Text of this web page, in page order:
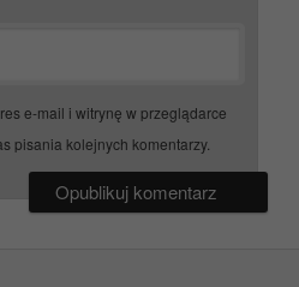
e-mail i witrynę w przeglądarce
pisania kolejnych komentarzy.